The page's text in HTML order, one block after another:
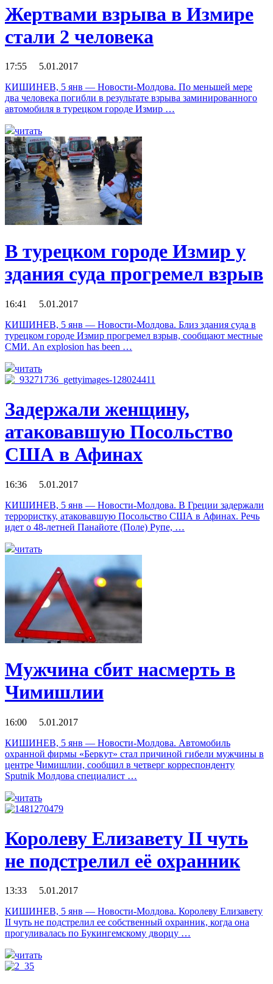
Жертвами взрыва в Измире
стали 2 человека
17:55 5.01.2017
КИШИНЕВ, 5 янв — Новости-Молдова. По меньшей мере
два человека погибли в результате взрыва заминированного
автомобиля в турецком городе Измир …
читать
В турецком городе Измир у
здания суда прогремел взрыв
16:41 5.01.2017
КИШИНЕВ, 5 янв — Новости-Молдова. Близ здания суда в
турецком городе Измир прогремел взрыв, сообщают местные
СМИ. An explosion has been …
читать
Задержали женщину,
атаковавшую Посольство
США в Афинах
16:36 5.01.2017
КИШИНЕВ, 5 янв — Новости-Молдова. В Греции задержали
террористку, атаковавшую Посольство США в Афинах. Речь
идет о 48-летней Панайоте (Поле) Рупе, …
читать
Мужчина сбит насмерть в
Чимишлии
16:00 5.01.2017
КИШИНЕВ, 5 янв — Новости-Молдова. Автомобиль
охранной фирмы «Беркут» стал причиной гибели мужчины в
центре Чимишлии, сообщил в четверг корреспонденту
Sputnik Молдова специалист …
читать
Королеву Елизавету II чуть
не подстрелил её охранник
13:33 5.01.2017
КИШИНЕВ, 5 янв — Новости-Молдова. Королеву Елизавету
II чуть не подстрелил ее собственный охранник, когда она
прогуливалась по Букингемскому дворцу …
читать